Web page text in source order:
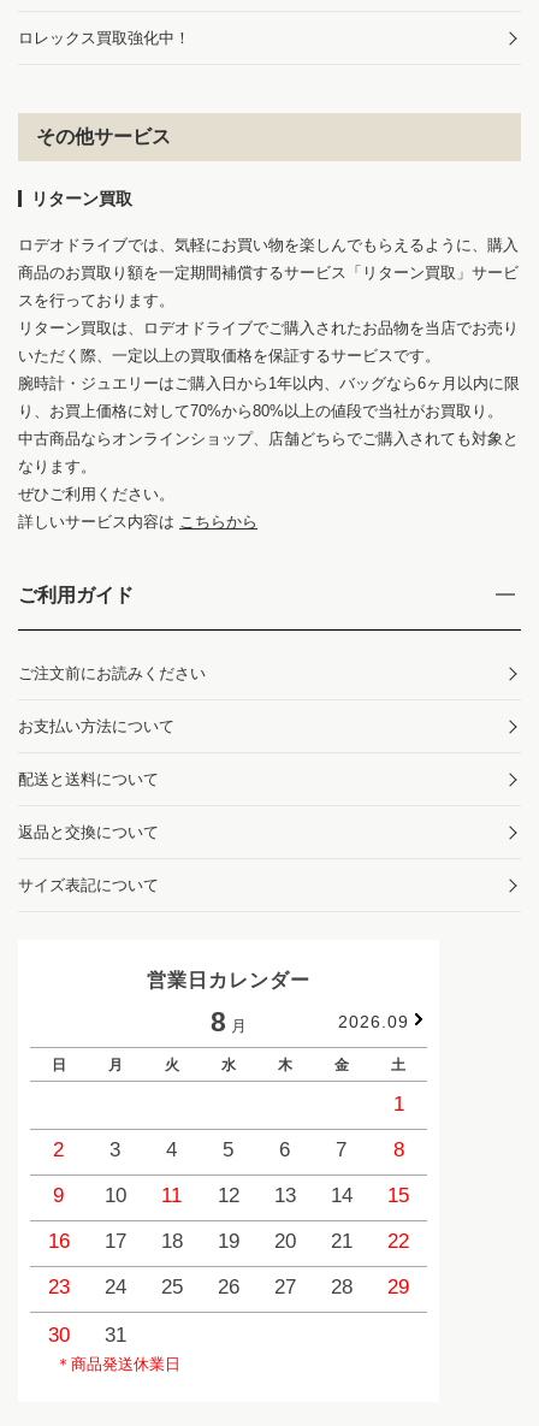
ロレックス買取強化中！
その他サービス
リターン買取
ロデオドライブでは、気軽にお買い物を楽しんでもらえるように、購入
商品のお買取り額を一定期間補償するサービス「リターン買取」サービ
スを行っております。
リターン買取は、ロデオドライブでご購入されたお品物を当店でお売り
いただく際、一定以上の買取価格を保証するサービスです。
腕時計・ジュエリーはご購入日から1年以内、バッグなら6ヶ月以内に限
り、お買上価格に対して70%から80%以上の値段で当社がお買取り。
中古商品ならオンラインショップ、店舗どちらでご購入されても対象と
なります。
ぜひご利用ください。
詳しいサービス内容は こちらから
ご利用ガイド
ご注文前にお読みください
お支払い方法について
配送と送料について
返品と交換について
サイズ表記について
営業日カレンダー
8 月 2026.09
日 月 火 水 木 金 土
1
2
3 4 5 6 7
8
9
10 11 12 13 14
15
16
17 18 19 20 21
22
23
24 25 26 27 28 29
30 31
＊商品発送休業日